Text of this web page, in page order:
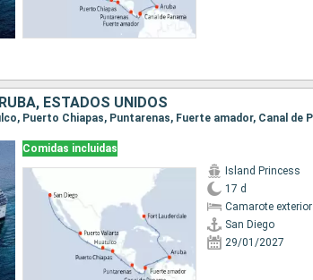
ESTADOS UNIDOS
Comidas incluidas
Island Princess
17 d
Camarote exterior
San Diego
29/01/2027